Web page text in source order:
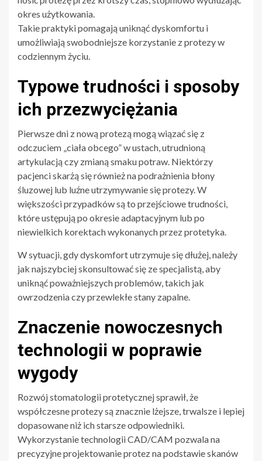
okres użytkowania.
Takie praktyki pomagają uniknąć dyskomfortu i
umożliwiają swobodniejsze korzystanie z protezy w
codziennym życiu.
Typowe trudności i sposoby
ich przezwyciężania
Pierwsze dni z nową protezą mogą wiązać się z
odczuciem „ciała obcego” w ustach, utrudnioną
artykulacją czy zmianą smaku potraw. Niektórzy
pacjenci skarżą się również na podrażnienia błony
śluzowej lub luźne utrzymywanie się protezy. W
większości przypadków są to przejściowe trudności,
które ustępują po okresie adaptacyjnym lub po
niewielkich korektach wykonanych przez protetyka.
W sytuacji, gdy dyskomfort utrzymuje się dłużej, należy
jak najszybciej skonsultować się ze specjalistą, aby
uniknąć poważniejszych problemów, takich jak
owrzodzenia czy przewlekłe stany zapalne.
Znaczenie nowoczesnych
technologii w poprawie
wygody
Rozwój stomatologii protetycznej sprawił, że
współczesne protezy są znacznie lżejsze, trwalsze i lepiej
dopasowane niż ich starsze odpowiedniki.
Wykorzystanie technologii CAD/CAM pozwala na
precyzyjne projektowanie protez na podstawie skanów